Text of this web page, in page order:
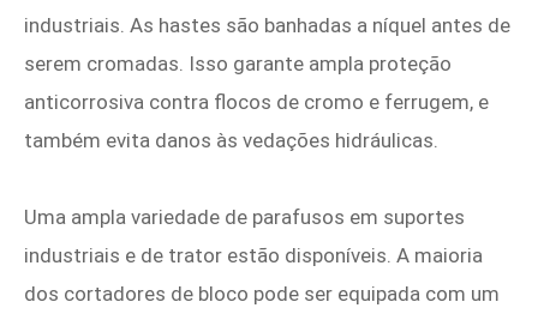
industriais. As hastes são banhadas a níquel antes de
serem cromadas. Isso garante ampla proteção
anticorrosiva contra flocos de cromo e ferrugem, e
também evita danos às vedações hidráulicas.
Uma ampla variedade de parafusos em suportes
industriais e de trator estão disponíveis. A maioria
dos cortadores de bloco pode ser equipada com um